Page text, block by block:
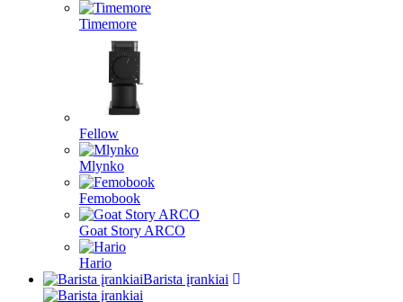
Timemore
Fellow
Mlynko
Femobook
Goat Story ARCO
Hario
Barista įrankiai